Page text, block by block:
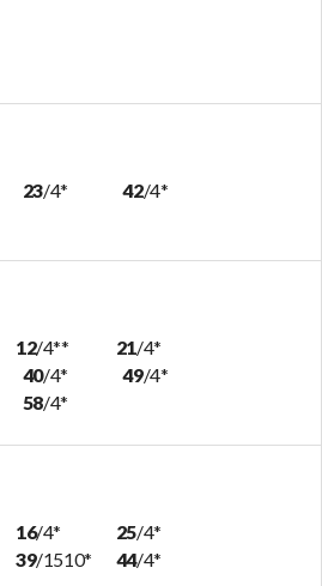
23/4* 42/4*
12/4** 21/4*
40/4* 49/4*
58/4*
16/4* 25/4*
39/1510* 44/4*